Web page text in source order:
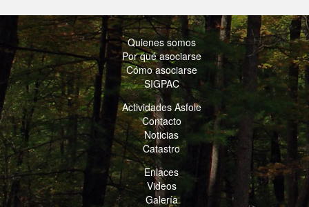
Quienes somos
Por qué asociarse
Cómo asociarse
SIGPAC
Actividades Asfole
Contacto
Noticias
Catastro
Enlaces
Videos
Galería